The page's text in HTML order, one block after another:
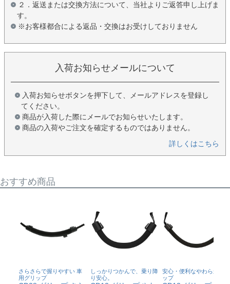
２．返送または交換方法について、当社よりご返答申し上げま
す。
※お客様都合による返品・交換はお受けしておりません
入荷お知らせメールについて
入荷お知らせボタンを押下して、メールアドレスを登録し
てください。
商品が入荷した際にメールでお知らせいたします。
商品の入荷やご注文を確定するものではありません。
詳しくはこちら
おすすめ商品
さらさらで握りやすい 車
用グリップ
しっかりつかんで、乗り降
り安心。
安心・便利なやわらかグリ
ップ